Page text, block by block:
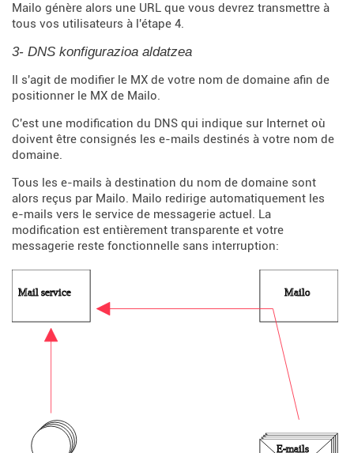
Mailo génère alors une URL que vous devrez transmettre à
tous vos utilisateurs à l'étape 4.
3- DNS konfigurazioa aldatzea
Il s'agit de modifier le MX de votre nom de domaine afin de
positionner le MX de Mailo.
C'est une modification du DNS qui indique sur Internet où
doivent être consignés les e-mails destinés à votre nom de
domaine.
Tous les e-mails à destination du nom de domaine sont
alors reçus par Mailo. Mailo redirige automatiquement les
e-mails vers le service de messagerie actuel. La
modification est entièrement transparente et votre
messagerie reste fonctionnelle sans interruption: